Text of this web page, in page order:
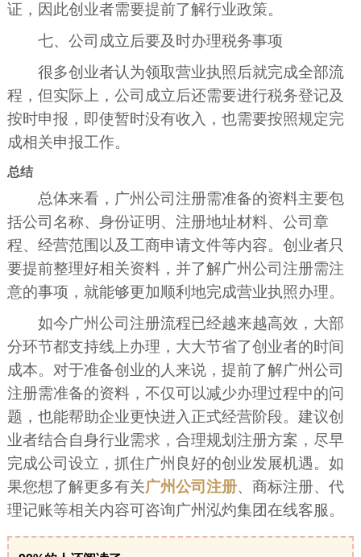
证，因此创业者需要提前了解行业政策。
七、公司成立后要及时办理税务事项
很多创业者认为领取营业执照后就完成全部流
程，但实际上，公司成立后还需要进行税务登记及
按时申报，即使暂时没有收入，也需要按照规定完
成相关申报工作。
总结
总体来看，广州公司注册需准备的资料主要包
括公司名称、身份证明、注册地址材料、公司章
程、经营范围以及工商申请文件等内容。创业者只
要提前整理好相关资料，并了解广州公司注册需注
意的事项，就能够更加顺利地完成营业执照办理。
如今广州公司注册流程已经越来越高效，大部
分环节都支持线上办理，大大节省了创业者的时间
成本。对于准备创业的人来说，提前了解广州公司
注册需准备的资料，不仅可以减少办理过程中的问
题，也能帮助企业更快进入正式经营阶段。建议创
业者结合自身行业需求，合理规划注册方案，尽早
完成公司设立，抓住广州良好的创业发展机遇。如
果您想了解更多有关广州公司注册、商标注册、代
理记账等相关内容可咨询广州泓灼集团在线客服。